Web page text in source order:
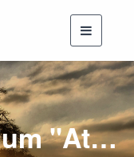
Toggle
Najaarssymposium "Atmospheric Circulation and Climate Changes"